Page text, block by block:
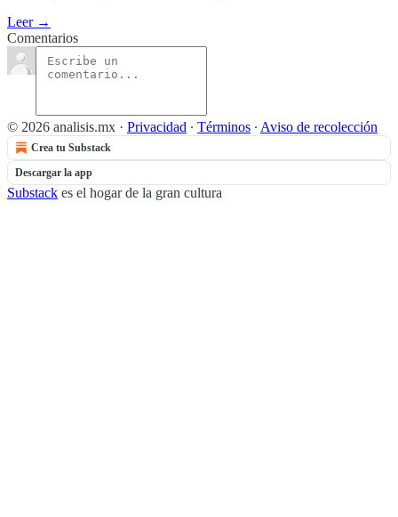
Leer →
Comentarios
© 2026 analisis.mx · Privacidad ∙ Términos ∙ Aviso de recolección
Crea tu Substack
Descargar la app
Substack es el hogar de la gran cultura